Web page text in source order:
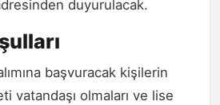
duyurulacak.
başvuracak kişilerin
vatandaşı olmaları ve lise